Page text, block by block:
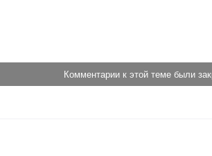
Комментарии к этой теме были